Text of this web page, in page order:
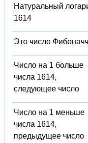
Натуральный
1614
Это число
Число на 1 больше
числа 1614,
следующее число
Число на 1 меньше
числа 1614,
предыдущее число